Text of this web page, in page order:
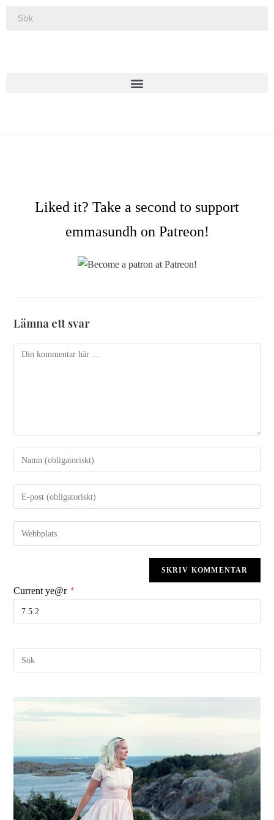
Liked it? Take a second to support
emmasundh on Patreon!
Lämna ett svar
Current ye@r *